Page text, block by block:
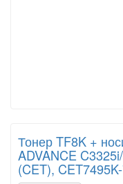
Тонер TF8K +
ADVANCE
(CET),